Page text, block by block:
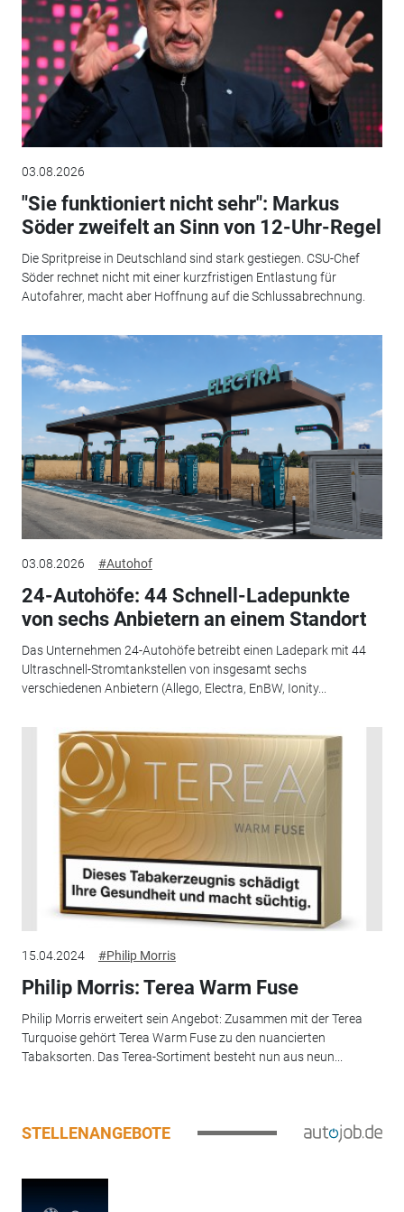
03.08.2026
"Sie funktioniert nicht sehr": Markus
Söder zweifelt an Sinn von 12-Uhr-Regel
Die Spritpreise in Deutschland sind stark gestiegen. CSU-Chef
Söder rechnet nicht mit einer kurzfristigen Entlastung für
Autofahrer, macht aber Hoffnung auf die Schlussabrechnung.
03.08.2026 #Autohof
24-Autohöfe: 44 Schnell-Ladepunkte
von sechs Anbietern an einem Standort
Das Unternehmen 24-Autohöfe betreibt einen Ladepark mit 44
Ultraschnell-Stromtankstellen von insgesamt sechs
verschiedenen Anbietern (Allego, Electra, EnBW, Ionity...
15.04.2024 #Philip Morris
Philip Morris: Terea Warm Fuse
Philip Morris erweitert sein Angebot: Zusammen mit der Terea
Turquoise gehört Terea Warm Fuse zu den nuancierten
Tabaksorten. Das Terea-Sortiment besteht nun aus neun...
STELLENANGEBOTE